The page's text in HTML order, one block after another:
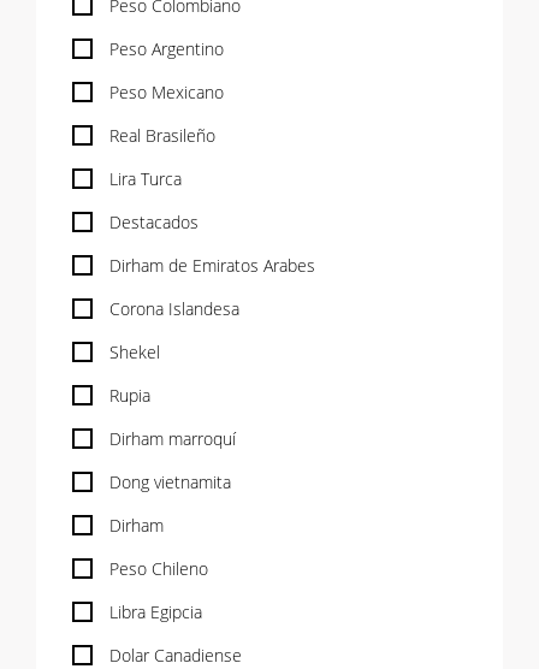
Peso Colombiano
Peso Argentino
Peso Mexicano
Real Brasileño
Lira Turca
Destacados
Dirham de Emiratos Arabes
Corona Islandesa
Shekel
Rupia
Dirham marroquí
Dong vietnamita
Dirham
Peso Chileno
Libra Egipcia
Dolar Canadiense